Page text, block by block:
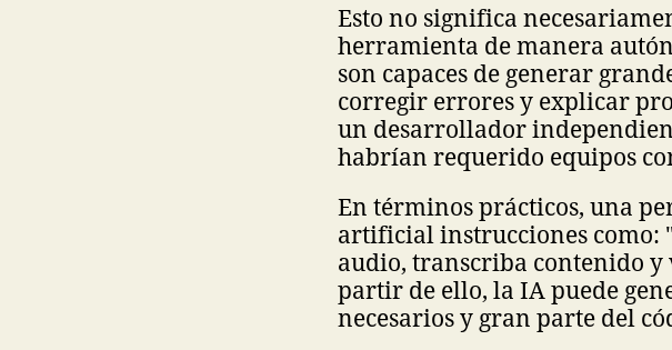
Esto no significa
herramienta de manera
son capaces de generar
corregir errores y explicar
un desarrollador
habrían requerido equipos
En términos prácticos, una
artificial instrucciones como:
audio, transcriba contenido
partir de ello, la IA puede
necesarios y gran parte del